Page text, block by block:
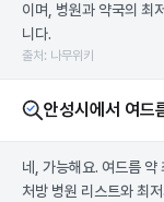
이며, 병원과 약국의 최
니다.
출처: 나무위키
안성시에서 여드
네, 가능해요. 여드름 약
처방 병원 리스트와 최